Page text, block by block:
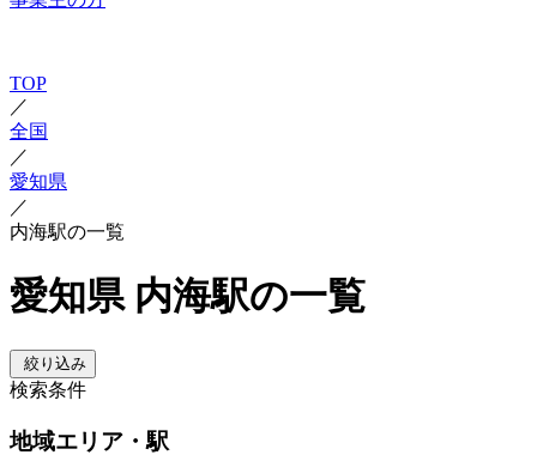
TOP
／
全国
／
愛知県
／
内海駅の一覧
愛知県 内海駅の一覧
絞り込み
検索条件
地域エリア・駅